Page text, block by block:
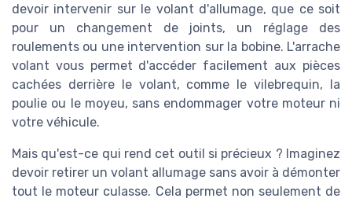
devoir intervenir sur le volant d'allumage, que ce soit
pour un changement de joints, un réglage des
roulements ou une intervention sur la bobine. L'arrache
volant vous permet d'accéder facilement aux pièces
cachées derrière le volant, comme le vilebrequin, la
poulie ou le moyeu, sans endommager votre moteur ni
votre véhicule.
Mais qu'est-ce qui rend cet outil si précieux ? Imaginez
devoir retirer un volant allumage sans avoir à démonter
tout le moteur culasse. Cela permet non seulement de